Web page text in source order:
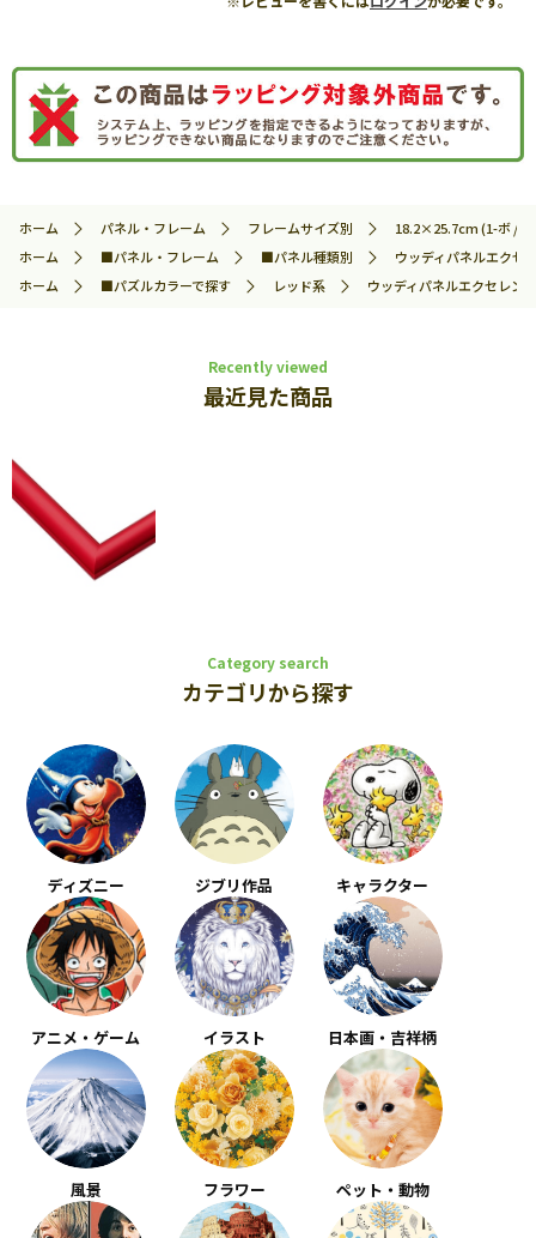
ホーム パネル・フレーム フレームサイズ別
18.2×25.7cm (1-ボ /
ホーム
■パネル・フレーム ■パネル種類別
ウッディパネルエクセ
ホーム
■パズルカラーで探す レッド系 ウッディパネルエクセレ
Recently viewed
最近見た商品
Category search
カテゴリから探す
ディズニー ジブリ作品 キャラクター
アニメ・ゲーム イラスト 日本画・吉祥柄
風景 フラワー ペット・動物